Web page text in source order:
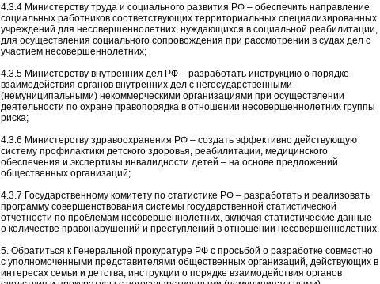
4.3.4 Министерству труда и социального развития РФ – обеспечить направление
социальных работников соответствующих территориальных специализированных
учреждений для несовершеннолетних, нуждающихся в социальной реабилитации,
для осуществления социального сопровождения при рассмотрении в судах дел с
участием несовершеннолетних;
4.3.5 Министерству внутренних дел РФ – разработать инструкцию о порядке
взаимодействия органов внутренних дел с негосударственными
(немуниципальными) некоммерческими организациями при осуществлении
деятельности по охране правопорядка в отношении несовершеннолетних группы
риска;
4.3.6 Министерству здравоохранения РФ – создать эффективно действующую
систему профилактики детского здоровья, реабилитации, медицинского
обеспечения и экспертизы инвалидности детей – на основе предложений
общественных организаций;
4.3.7 Государственному комитету по статистике РФ – разработать и реализовать
программу совершенствования системы государственной статистической
отчетности по проблемам несовершеннолетних, включая статистические данные
о количестве правонарушений и преступлений в отношении несовершеннолетних.
5. Обратиться к Генеральной прокуратуре РФ с просьбой о разработке совместно
с уполномоченными представителями общественных организаций, действующих в
интересах семьи и детства, инструкции о порядке взаимодействия органов